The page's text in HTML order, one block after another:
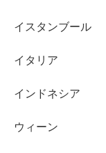
イスタンブール
イタリア
インドネシア
ウィーン